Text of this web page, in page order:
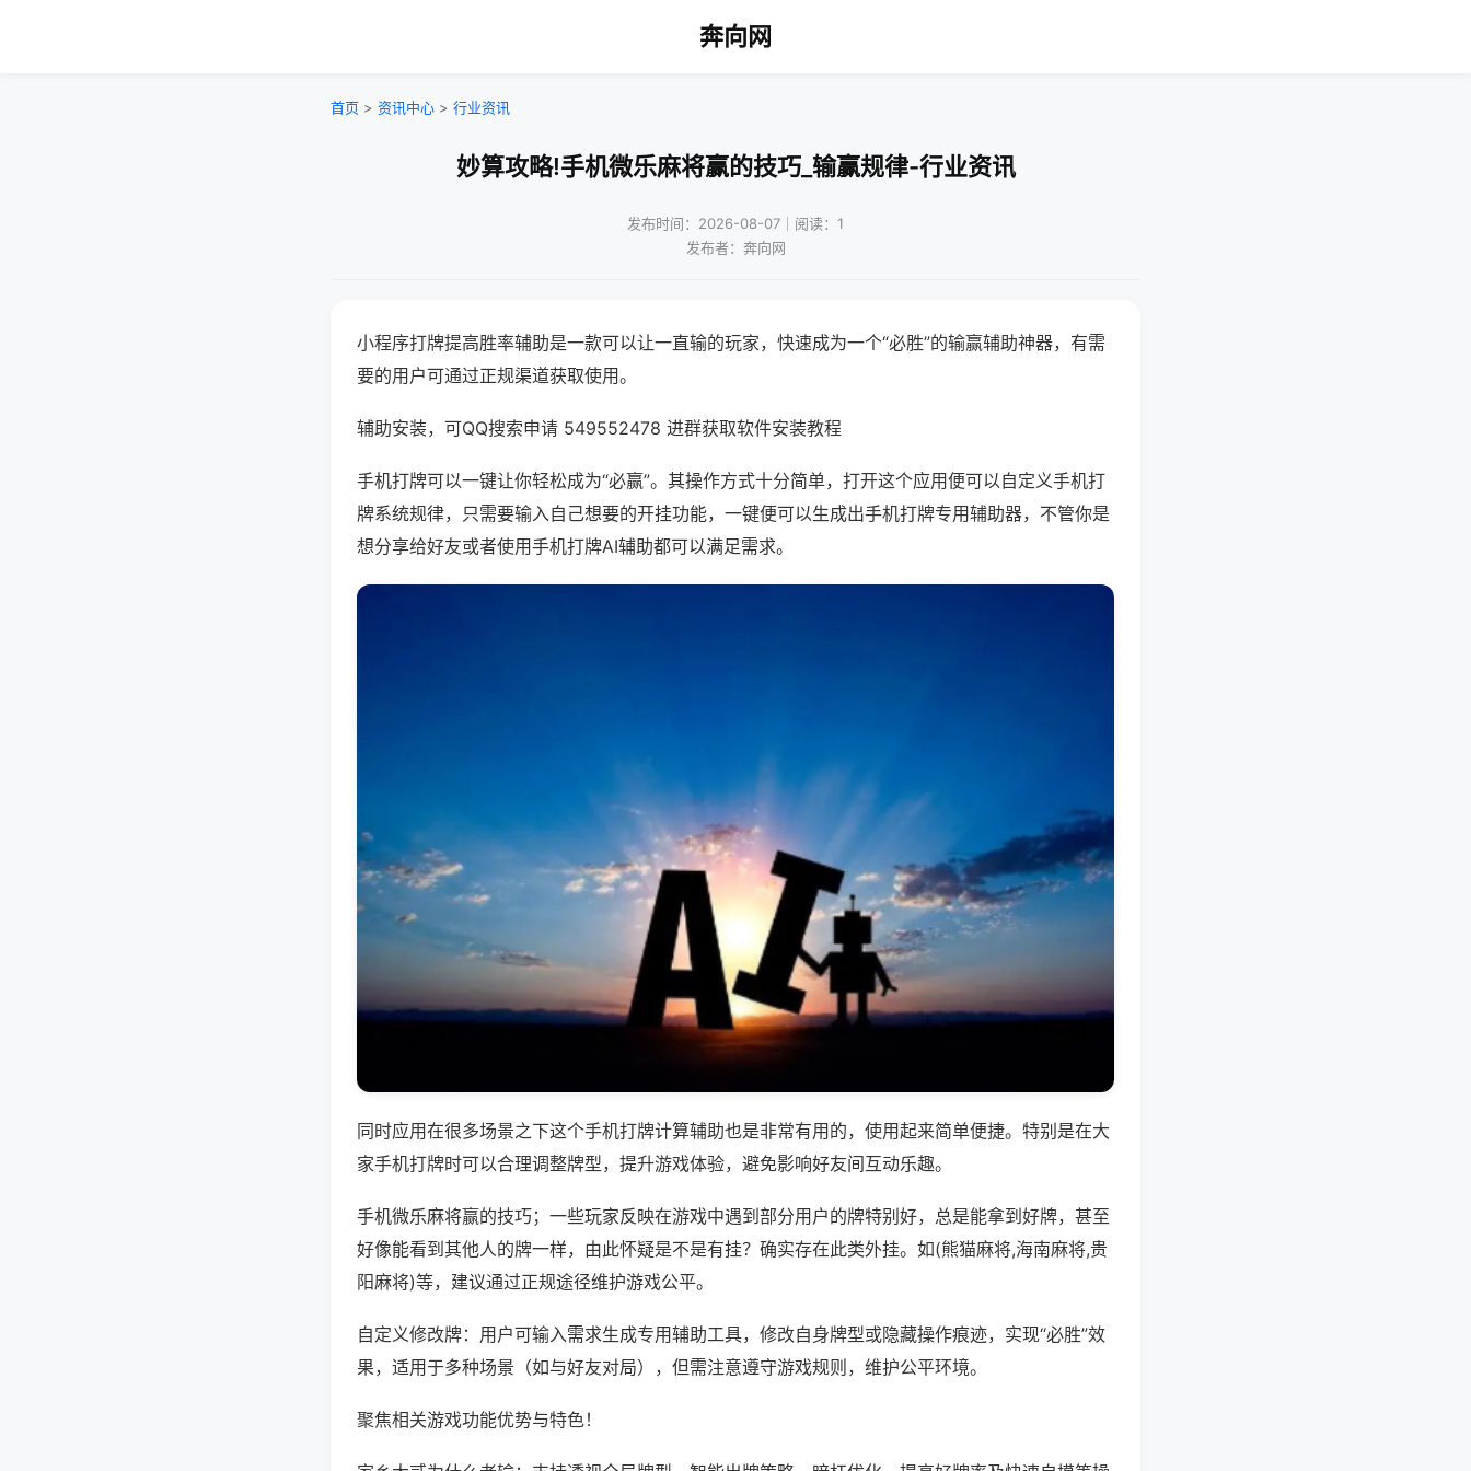
奔向网
首页 > 资讯中心 > 行业资讯
妙算攻略!手机微乐麻将赢的技巧_输赢规律-行业资讯
发布时间：2026-08-07｜阅读：1
发布者：奔向网
小程序打牌提高胜率辅助是一款可以让一直输的玩家，快速成为一个“必胜”的输赢辅助神器，有需
要的用户可通过正规渠道获取使用。
辅助安装，可QQ搜索申请 549552478 进群获取软件安装教程
手机打牌可以一键让你轻松成为“必赢”。其操作方式十分简单，打开这个应用便可以自定义手机打
牌系统规律，只需要输入自己想要的开挂功能，一键便可以生成出手机打牌专用辅助器，不管你是
想分享给好友或者使用手机打牌AI辅助都可以满足需求。
同时应用在很多场景之下这个手机打牌计算辅助也是非常有用的，使用起来简单便捷。特别是在大
家手机打牌时可以合理调整牌型，提升游戏体验，避免影响好友间互动乐趣。
手机微乐麻将赢的技巧；一些玩家反映在游戏中遇到部分用户的牌特别好，总是能拿到好牌，甚至
好像能看到其他人的牌一样，由此怀疑是不是有挂？确实存在此类外挂。如(熊猫麻将,海南麻将,贵
阳麻将)等，建议通过正规途径维护游戏公平。
自定义修改牌：用户可输入需求生成专用辅助工具，修改自身牌型或隐藏操作痕迹，实现“必胜”效
果，适用于多种场景（如与好友对局），但需注意遵守游戏规则，维护公平环境。
聚焦相关游戏功能优势与特色！